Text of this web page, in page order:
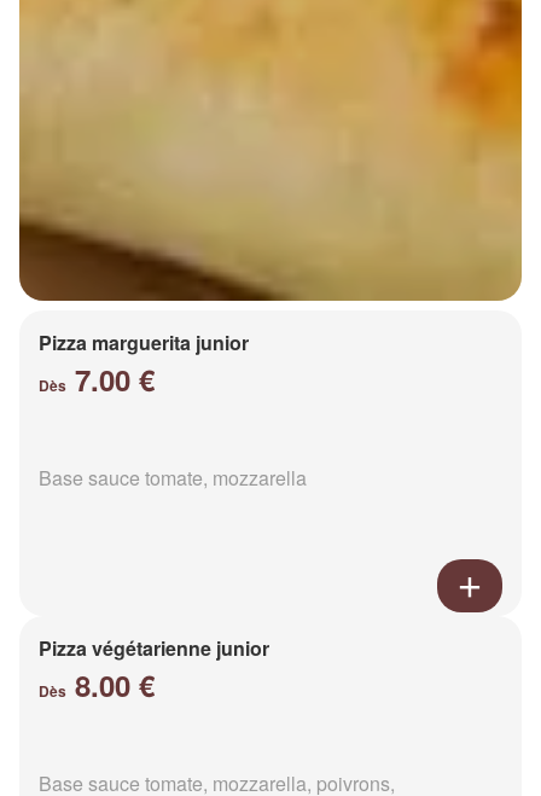
Pizza marguerita junior
Dès 7.00 €
Base sauce tomate, mozzarella
Pizza végétarienne junior
Dès 8.00 €
Base sauce tomate, mozzarella, poivrons,